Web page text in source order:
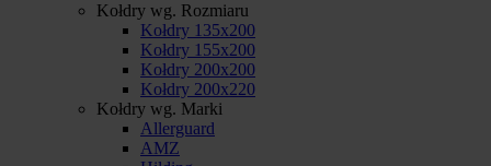
Kołdry wg. Rozmiaru
Kołdry 135x200
Kołdry 155x200
Kołdry 200x200
Kołdry 200x220
Kołdry wg. Marki
Allerguard
AMZ